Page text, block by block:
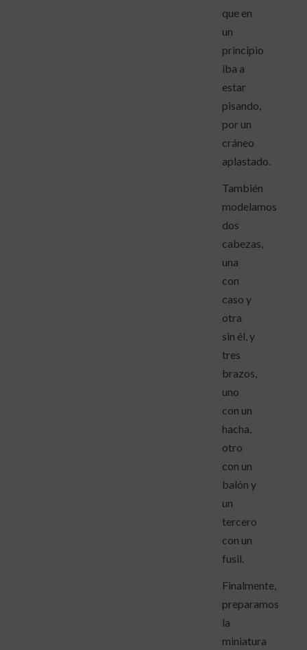
que en
un
principio
iba a
estar
pisando,
por un
cráneo
aplastado.
También
modelamos
dos
cabezas,
una
con
caso y
otra
sin él, y
tres
brazos,
uno
con un
hacha,
otro
con un
balón y
un
tercero
con un
fusil.
Finalmente,
preparamos
la
miniatura